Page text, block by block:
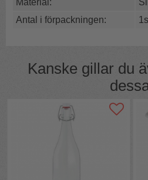
Settet består av:
Klämma +
Material:stål & silikon
Material:
Antal i förpackningen:
Kanske gillar du